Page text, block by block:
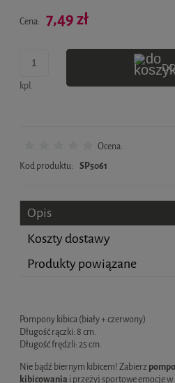
Cena: 7,49 zł
kpl.
Ocena:
Kod produktu: SP5061
Opis
Koszty dostawy
Cena nie zawiera ewentualnych kosztów
Produkty powiązane
Pompony kibica (biały + czerwony)
Długość rączki: 8 cm.
Długość frędzli: 25 cm.
Nie bądź biernym kibicem! Zabierz
kibicowania i przeżyj sportowe emocje